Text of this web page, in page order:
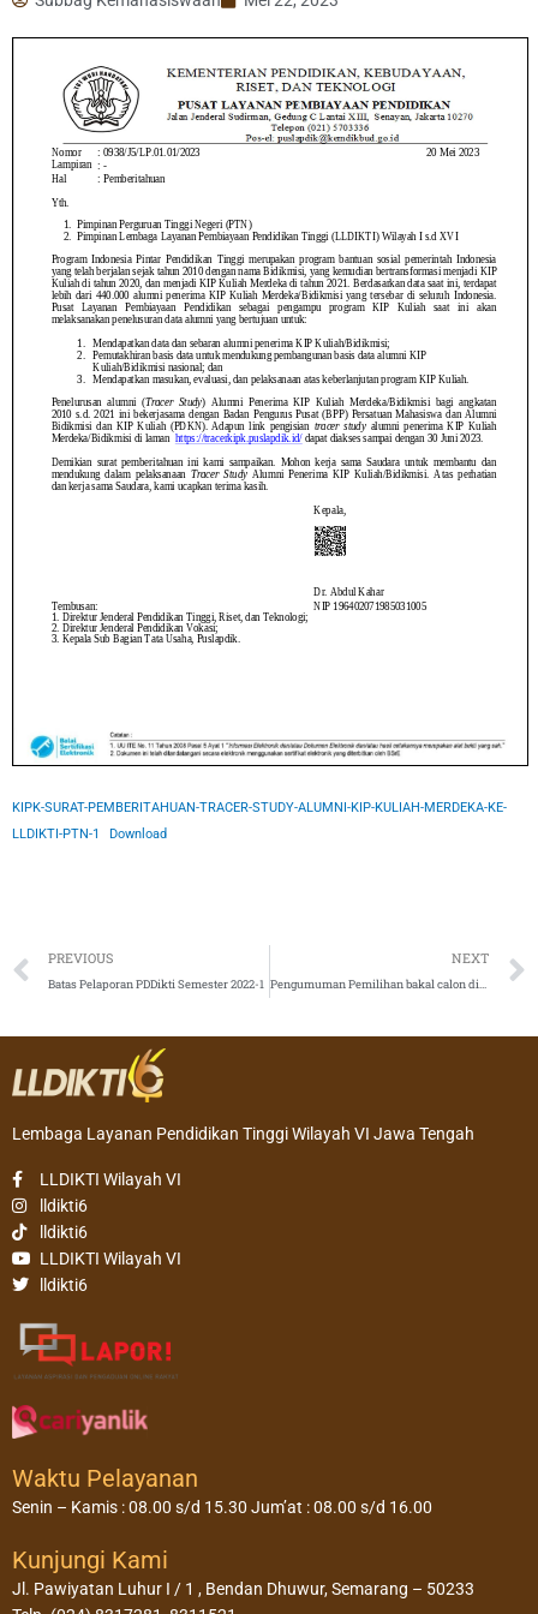
KIPK-SURAT-PEMBERITAHUAN-TRACER-STUDY-ALUMNI-KIP-KULIAH-MERDEKA-KE-
LLDIKTI-PTN-1
Download
Prev
PREVIOUS
Batas Pelaporan PDDikti Semester 2022-1
NEXT
Pengumuman Pemilihan bakal calon direktur Politeknik Negeri Medan
Lembaga Layanan Pendidikan Tinggi Wilayah VI Jawa Tengah
LLDIKTI Wilayah VI
lldikti6
lldikti6
LLDIKTI Wilayah VI
lldikti6
Waktu Pelayanan
Senin – Kamis : 08.00 s/d 15.30 Jum’at : 08.00 s/d 16.00
Kunjungi Kami
Jl. Pawiyatan Luhur I / 1 , Bendan Dhuwur, Semarang – 50233